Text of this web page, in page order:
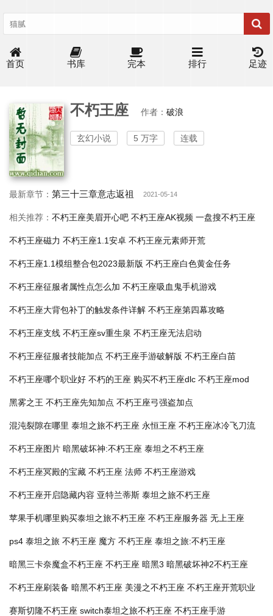
首页 书库 完本 排行 足迹
不朽王座 作者： 破浪
玄幻小说 5 万字 连载
最新章节： 第三十三章意志返祖 2021-05-14
相关推荐： 不朽王座美眉开心吧 不朽王座AK视频 一盘搜不朽王座
不朽王座磁力 不朽王座1.1安卓 不朽王座元素师开荒
不朽王座1.1模组整合包2023最新版 不朽王座白色黄金任务
不朽王座征服者属性点怎么加 不朽王座吸血鬼手机游戏
不朽王座大背包补丁的触发条件详解 不朽王座第四幕攻略
不朽王座支线 不朽王座sv重生泉 不朽王座无法启动
不朽王座征服者技能加点 不朽王座手游破解版 不朽王座白苗
不朽王座哪个职业好 不朽的王座 购买不朽王座dlc 不朽王座mod
黑雾之王 不朽王座先知加点 不朽王座弓强盗加点
混沌裂隙在哪里 泰坦之旅不朽王座 永恒王座 不朽王座冰冷飞刀流
不朽王座图片 暗黑破坏神:不朽王座 泰坦之不朽王座
不朽王座冥殿的宝藏 不朽王座 法师 不朽王座游戏
不朽王座开启隐藏内容 亚特兰蒂斯 泰坦之旅不朽王座
苹果手机哪里购买泰坦之旅不朽王座 不朽王座服务器 无上王座
ps4 泰坦之旅 不朽王座 魔方 不朽王座 泰坦之旅:不朽王座
暗黑三卡奈魔盒不朽王座 不朽王座 暗黑3 暗黑破坏神2不朽王座
不朽王座刷装备 暗黑不朽王座 美漫之不朽王座 不朽王座开荒职业
赛斯切隆不朽王座 switch泰坦之旅不朽王座 不朽王座手游